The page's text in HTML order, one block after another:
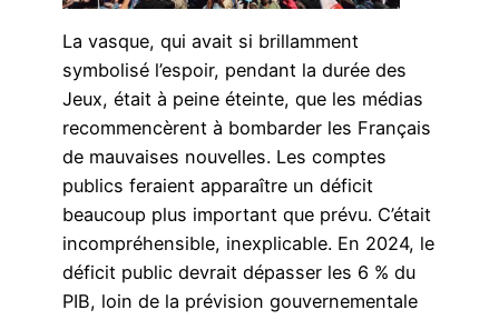
La vasque, qui avait si brillamment
symbolisé l’espoir, pendant la durée des
Jeux, était à peine éteinte, que les médias
recommencèrent à bombarder les Français
de mauvaises nouvelles. Les comptes
publics feraient apparaître un déficit
beaucoup plus important que prévu. C’était
incompréhensible, inexplicable. En 2024, le
déficit public devrait dépasser les 6 % du
PIB, loin de la prévision gouvernementale